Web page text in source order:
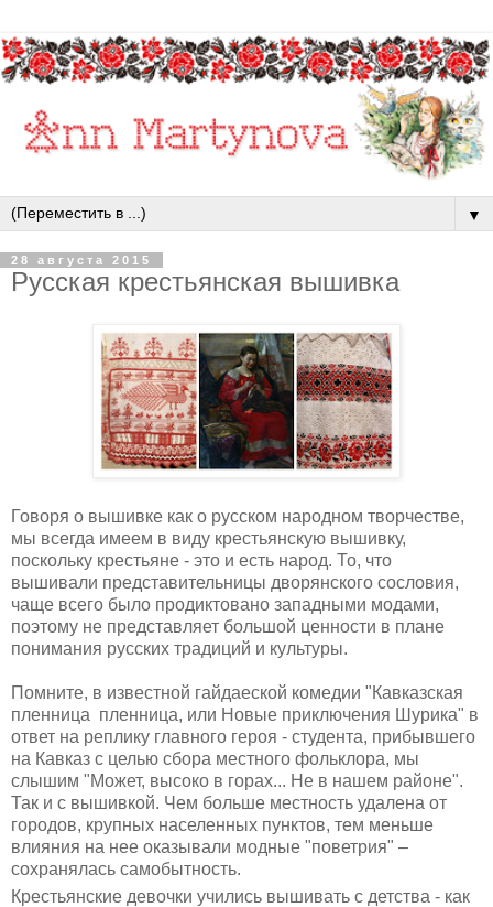
▼
28 августа 2015
Русская крестьянская вышивка
Говоря о вышивке как о русском народном творчестве,
мы всегда имеем в виду крестьянскую вышивку,
поскольку крестьяне - это и есть народ. То, что
вышивали представительницы дворянского сословия,
чаще всего было продиктовано западными модами,
поэтому не представляет большой ценности в плане
понимания русских традиций и культуры.
Помните, в известной гайдаеской комедии "Кавказская
пленница пленница, или Новые приключения Шурика" в
ответ на реплику главного героя - студента, прибывшего
на Кавказ с целью сбора местного фольклора, мы
слышим "Может, высоко в горах... Не в нашем районе".
Так и с вышивкой. Чем больше местность удалена от
городов, крупных населенных пунктов, тем меньше
влияния на нее оказывали модные "поветрия" –
сохранялась самобытность.
Крестьянские девочки учились вышивать с детства - как